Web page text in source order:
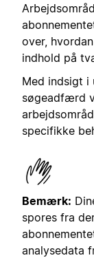
over,
indhold på
Med indsigt i
søgeadfærd
specifikke
Bemærk:
spores fra
analysedata